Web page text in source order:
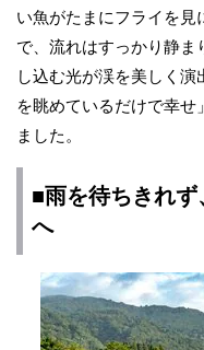
い魚がたまにフライを見
で、流れはすっかり静
し込む光が渓を美しく
を眺めているだけで幸せ
ました。
■雨を待ちきれ
へ